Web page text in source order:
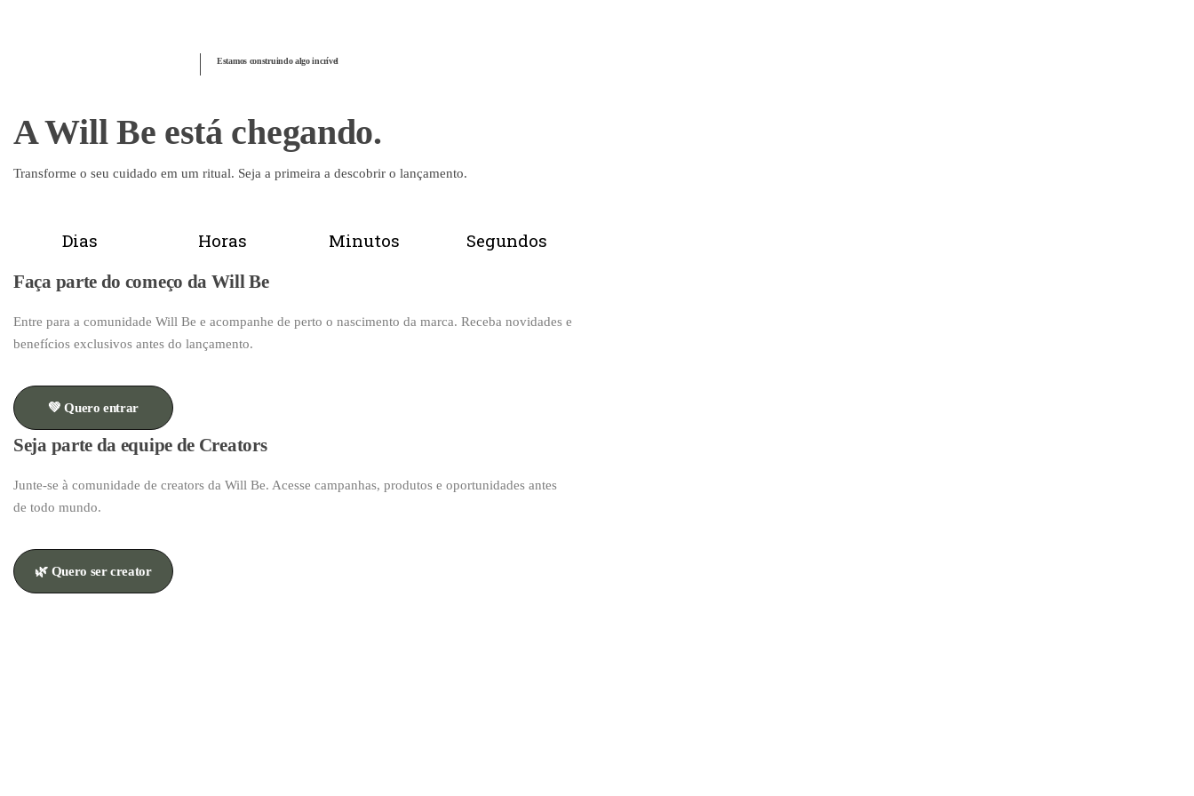
Estamos construindo algo incrível
A Will Be está chegando.
Transforme o seu cuidado em um ritual. Seja a primeira a descobrir o lançamento.
Dias Horas Minutos Segundos
Faça parte do começo da Will Be
Entre para a comunidade Will Be e acompanhe de perto o nascimento da marca. Receba novidades e
benefícios exclusivos antes do lançamento.
💚 Quero entrar
Seja parte da equipe de Creators
Junte-se à comunidade de creators da Will Be. Acesse campanhas, produtos e oportunidades antes
de todo mundo.
🌿 Quero ser creator